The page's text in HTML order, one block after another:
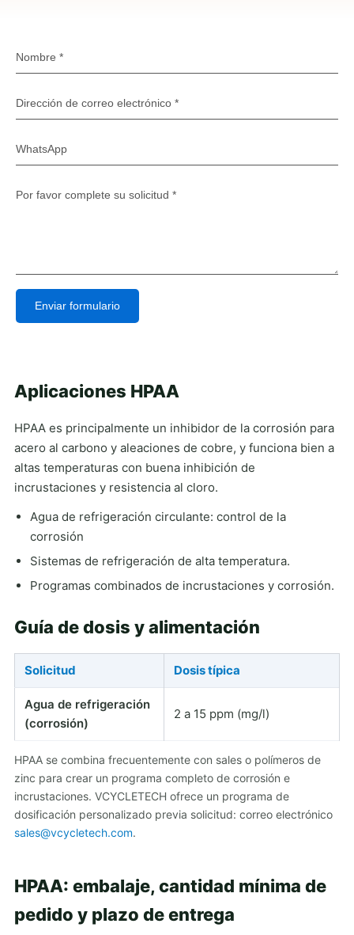
Enviar formulario
Aplicaciones HPAA
HPAA es principalmente un inhibidor de la corrosión para
acero al carbono y aleaciones de cobre, y funciona bien a
altas temperaturas con buena inhibición de
incrustaciones y resistencia al cloro.
Agua de refrigeración circulante: control de la
corrosión
Sistemas de refrigeración de alta temperatura.
Programas combinados de incrustaciones y corrosión.
Guía de dosis y alimentación
Solicitud Dosis típica
Agua de refrigeración
(corrosión)
2 a 15 ppm (mg/l)
HPAA se combina frecuentemente con sales o polímeros de
zinc para crear un programa completo de corrosión e
incrustaciones. VCYCLETECH ofrece un programa de
dosificación personalizado previa solicitud: correo electrónico
sales@vcycletech.com.
HPAA: embalaje, cantidad mínima de
pedido y plazo de entrega